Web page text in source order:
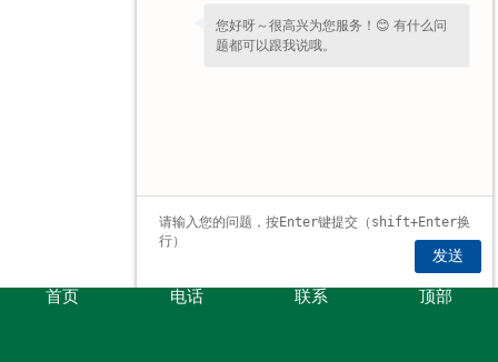
首页 电话 联系 顶部
您好呀～很高兴为您服务！😊 有什么问
题都可以跟我说哦。
发送